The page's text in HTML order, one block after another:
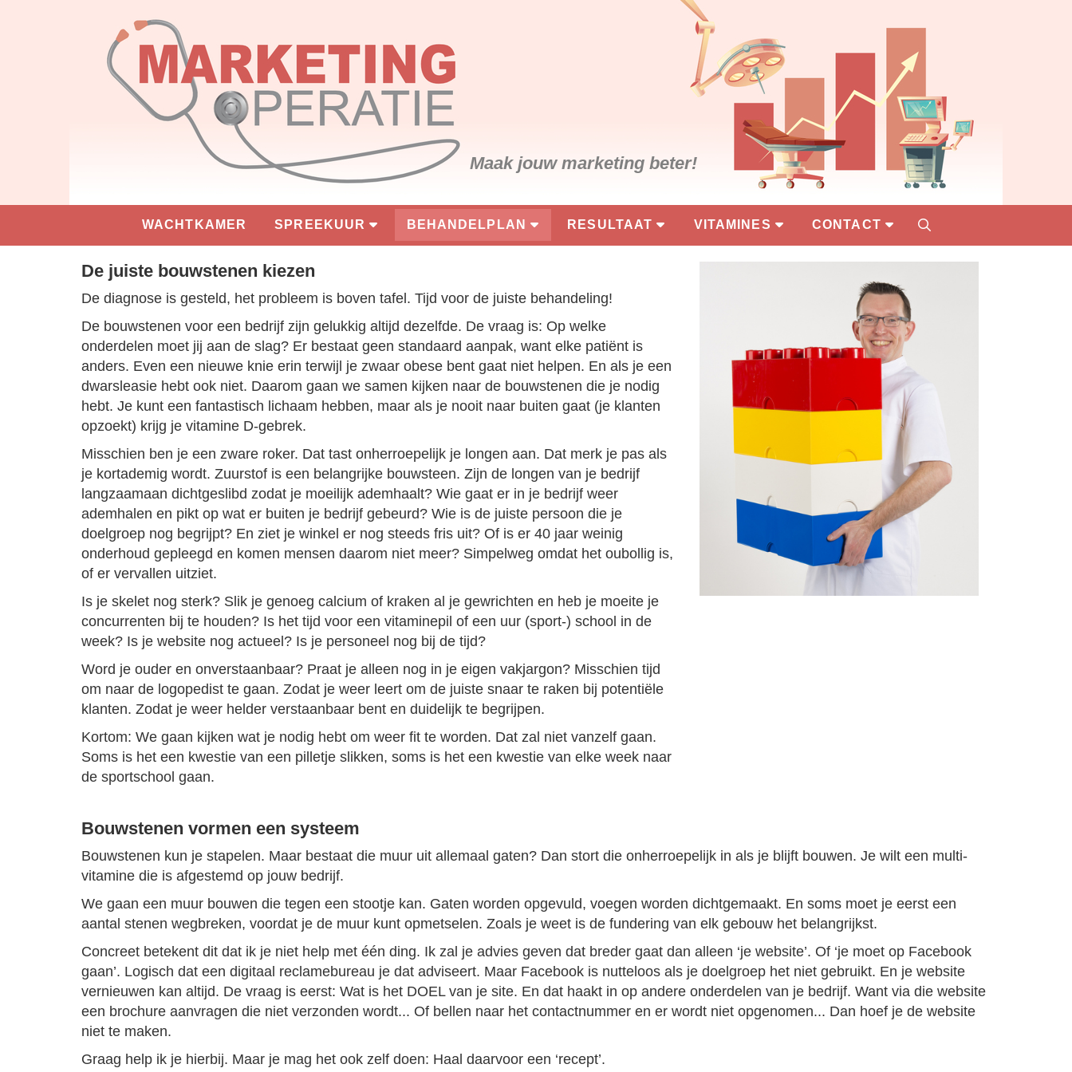
Maak jouw marketing beter!
WACHTKAMER SPREEKUUR BEHANDELPLAN RESULTAAT VITAMINES CONTACT
De juiste bouwstenen kiezen
De diagnose is gesteld, het probleem is boven tafel. Tijd voor de juiste behandeling!
De bouwstenen voor een bedrijf zijn gelukkig altijd dezelfde. De vraag is: Op welke
onderdelen moet jij aan de slag? Er bestaat geen standaard aanpak, want elke patiënt is
anders. Even een nieuwe knie erin terwijl je zwaar obese bent gaat niet helpen. En als je een
dwarsleasie hebt ook niet. Daarom gaan we samen kijken naar de bouwstenen die je nodig
hebt. Je kunt een fantastisch lichaam hebben, maar als je nooit naar buiten gaat (je klanten
opzoekt) krijg je vitamine D-gebrek.
Misschien ben je een zware roker. Dat tast onherroepelijk je longen aan. Dat merk je pas als
je kortademig wordt. Zuurstof is een belangrijke bouwsteen. Zijn de longen van je bedrijf
langzaamaan dichtgeslibd zodat je moeilijk ademhaalt? Wie gaat er in je bedrijf weer
ademhalen en pikt op wat er buiten je bedrijf gebeurd? Wie is de juiste persoon die je
doelgroep nog begrijpt? En ziet je winkel er nog steeds fris uit? Of is er 40 jaar weinig
onderhoud gepleegd en komen mensen daarom niet meer? Simpelweg omdat het oubollig is,
of er vervallen uitziet.
Is je skelet nog sterk? Slik je genoeg calcium of kraken al je gewrichten en heb je moeite je
concurrenten bij te houden? Is het tijd voor een vitaminepil of een uur (sport-) school in de
week? Is je website nog actueel? Is je personeel nog bij de tijd?
Word je ouder en onverstaanbaar? Praat je alleen nog in je eigen vakjargon? Misschien tijd
om naar de logopedist te gaan. Zodat je weer leert om de juiste snaar te raken bij potentiële
klanten. Zodat je weer helder verstaanbaar bent en duidelijk te begrijpen.
Kortom: We gaan kijken wat je nodig hebt om weer fit te worden. Dat zal niet vanzelf gaan.
Soms is het een kwestie van een pilletje slikken, soms is het een kwestie van elke week naar
de sportschool gaan.
Bouwstenen vormen een systeem
Bouwstenen kun je stapelen. Maar bestaat die muur uit allemaal gaten? Dan stort die onherroepelijk in als je blijft bouwen. Je wilt een multi-
vitamine die is afgestemd op jouw bedrijf.
We gaan een muur bouwen die tegen een stootje kan. Gaten worden opgevuld, voegen worden dichtgemaakt. En soms moet je eerst een
aantal stenen wegbreken, voordat je de muur kunt opmetselen. Zoals je weet is de fundering van elk gebouw het belangrijkst.
Concreet betekent dit dat ik je niet help met één ding. Ik zal je advies geven dat breder gaat dan alleen ‘je website’. Of ‘je moet op Facebook
gaan’. Logisch dat een digitaal reclamebureau je dat adviseert. Maar Facebook is nutteloos als je doelgroep het niet gebruikt. En je website
vernieuwen kan altijd. De vraag is eerst: Wat is het DOEL van je site. En dat haakt in op andere onderdelen van je bedrijf. Want via die website
een brochure aanvragen die niet verzonden wordt... Of bellen naar het contactnummer en er wordt niet opgenomen... Dan hoef je de website
niet te maken.
Graag help ik je hierbij. Maar je mag het ook zelf doen: Haal daarvoor een ‘recept’.